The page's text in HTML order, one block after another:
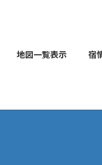
地図一覧表示 宿